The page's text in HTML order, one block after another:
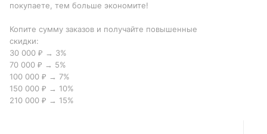
покупаете, тем больше экономите!
Копите сумму заказов и получайте повышенные
скидки:
30 000 ₽ → 3%
70 000 ₽ → 5%
100 000 ₽ → 7%
150 000 ₽ → 10%
210 000 ₽ → 15%